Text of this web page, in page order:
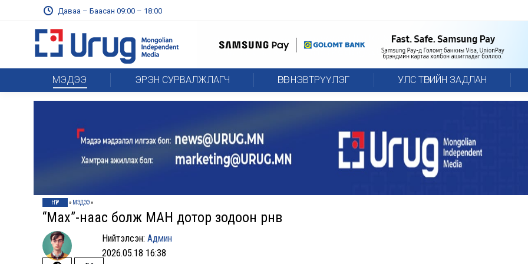
Даваа – Баасан 09:00 – 18:00
МЭДЭЭ ЭРЭН СУРВАЛЖЛАГЧ ӨРӨГ НЭВТРҮҮЛЭГ УЛС ТӨРИЙН ЗАДЛАН
НҮҮР » МЭДЭЭ»
“Мах”-наас болж МАН дотор зодоон өрнөв
Нийтэлсэн:Админ
2026.05.18 16:38